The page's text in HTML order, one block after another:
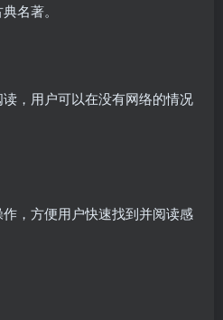
名著。
，用户可以在没有网络的情况
，方便用户快速找到并阅读感